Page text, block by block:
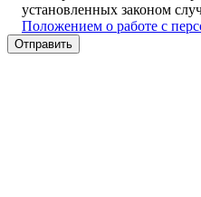
установленных законом
Положением о работе с